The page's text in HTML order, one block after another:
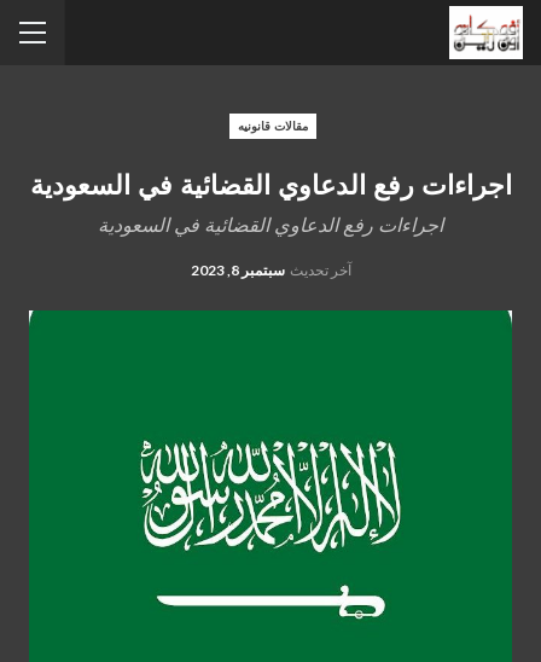
مقالات قانونيه
اجراءات رفع الدعاوي القضائية في السعودية
اجراءات رفع الدعاوي القضائية في السعودية
آخر تحديث سبتمبر 8, 2023